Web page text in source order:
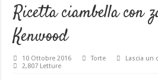
Ricetta ciambella con
Kenwood
10 Ottobre 2016 Torte
Lascia un
2,807 Letture